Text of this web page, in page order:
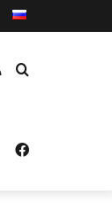
Caută
RSS
Facebook